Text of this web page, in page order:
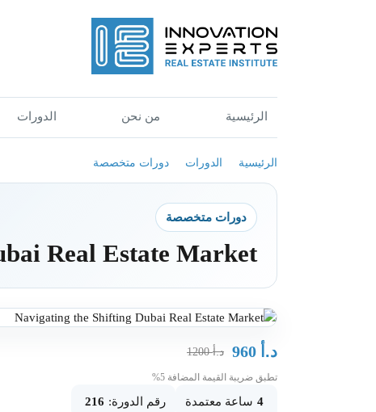
الرئيسية من نحن الدورات
الرئيسية الدورات دورات متخصصة
دورات متخصصة
Real Estate Market
د.أ د.أ1200
تطبق ضريبة القيمة المضافة 5%
4 ساعة معتمدة رقم الدورة: 216